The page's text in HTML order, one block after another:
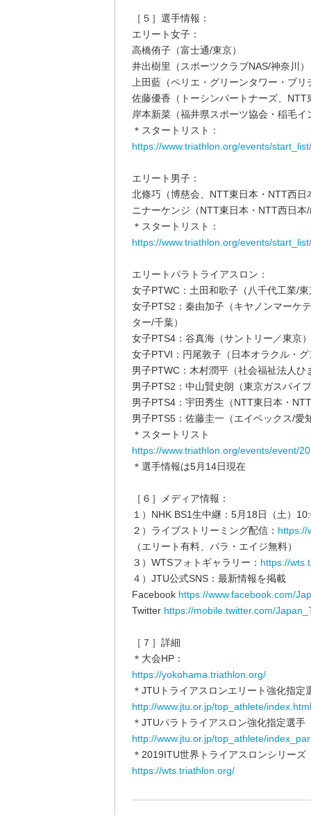
［５］選手情報：
エリート女子：
高橋侑子（富士通/東京）
井出樹里（スポーツクラブNAS/神奈川）
上田藍（ペリエ・グリーンタワー・ブ
佐藤優香（トーシンパートナーズ、
岸本新菜（福井県スポーツ協会・稲毛イ
＊スタートリスト：
https://www.triathlon.org/events/
エリート男子：
北條巧（博慈会、NTT東日本・NTT西日
ニナーケンジ（NTT東日本・NTT西日本
＊スタートリスト：
https://www.triathlon.org/events/
エリートパラトライアスロン：
女子PTWC：土田和歌子（八千代工業/東
女子PTS2：秦由加子（キヤノンマーケ
ター/千葉）
女子PTS4：谷真海（サントリー／東京）
女子PTVI：円尾敦子（日本オラクル・
男子PTWC：木村潤平（社会福祉法人ひ
男子PTS2：中山賢史朗（東京ガスパイ
男子PTS4：宇田秀生（NTT東日本・
男子PTS5：佐藤圭一（エイベックス/愛
＊スタートリスト
https://www.triathlon.org/events/event/
＊選手情報は5月14日現在
［６］メディア情報：
１）NHK BS1生中継：5月18日（土）
２）ライブストリーミング配信： https://
（エリート有料、パラ・エイジ無料）
３）WTSフォトギャラリー： https://
４）JTU公式SNS：最新情報を掲載
Facebook https://www.facebook.com/
Twitter https://mobile.twitter.com/
［７］詳細
＊大会HP：
https://yokohama.triathlon.org/
＊JTUトライアスロンエリート強化指定
http://www.jtu.or.jp/top_athlete/index.html
＊JTUパラトライアスロン強化指定選手
http://www.jtu.or.jp/top_athlete/
＊2019ITU世界トライアスロンシリーズ
https://wts.triathlon.org/